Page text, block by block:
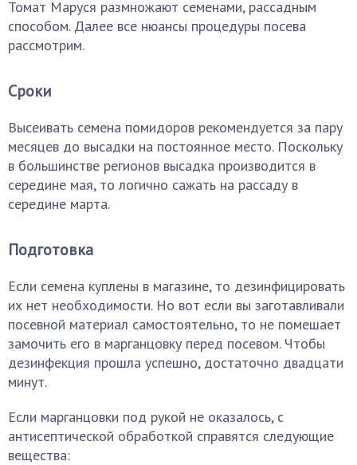
Томат Маруся размножают семенами, рассадным
способом. Далее все нюансы процедуры посева
рассмотрим.
Сроки
Высеивать семена помидоров рекомендуется за пару
месяцев до высадки на постоянное место. Поскольку
в большинстве регионов высадка производится в
середине мая, то логично сажать на рассаду в
середине марта.
Подготовка
Если семена куплены в магазине, то дезинфицировать
их нет необходимости. Но вот если вы заготавливали
посевной материал самостоятельно, то не помешает
замочить его в марганцовку перед посевом. Чтобы
дезинфекция прошла успешно, достаточно двадцати
минут.
Если марганцовки под рукой не оказалось, с
антисептической обработкой справятся следующие
вещества: